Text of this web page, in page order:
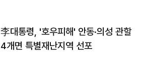
李대통령, '호우피해' 안동·의성 관할
4개면 특별재난지역 선포